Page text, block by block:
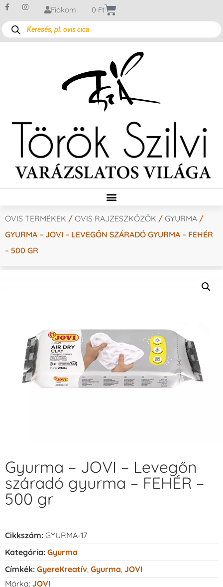
Fiókom 0 Ft
OVIS TERMÉKEK / OVIS RAJZESZKÖZÖK / GYURMA /
GYURMA – JOVI – LEVEGŐN SZÁRADÓ GYURMA – FEHÉR
– 500 GR
Gyurma – JOVI – Levegőn
száradó gyurma – FEHÉR –
500 gr
Cikkszám: GYURMA-17
Kategória: Gyurma
Címkék: GyereKreatív, Gyurma, JOVI
Márka: JOVI